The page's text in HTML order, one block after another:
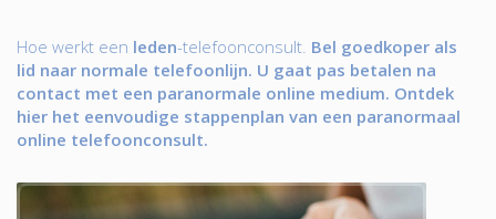
Hoe werkt een leden-telefoonconsult. Bel goedkoper als
lid naar normale telefoonlijn. U gaat pas betalen na
contact met een paranormale online medium. Ontdek
hier het eenvoudige stappenplan van een paranormaal
online telefoonconsult.